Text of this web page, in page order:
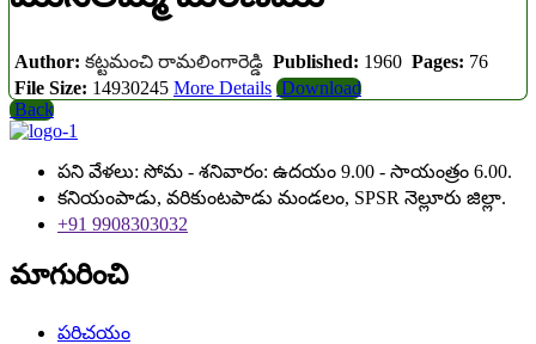
Author: కట్టమంచి రామలింగారెడ్డి Published: 1960 Pages: 76
File Size: 14930245 More Details Download
Back
పని వేళలు: సోమ - శనివారం: ఉదయం 9.00 - సాయంత్రం 6.00.
కనియంపాడు, వరికుంటపాడు మండలం, SPSR నెల్లూరు జిల్లా.
+91 9908303032
మాగురించి
పరిచయం